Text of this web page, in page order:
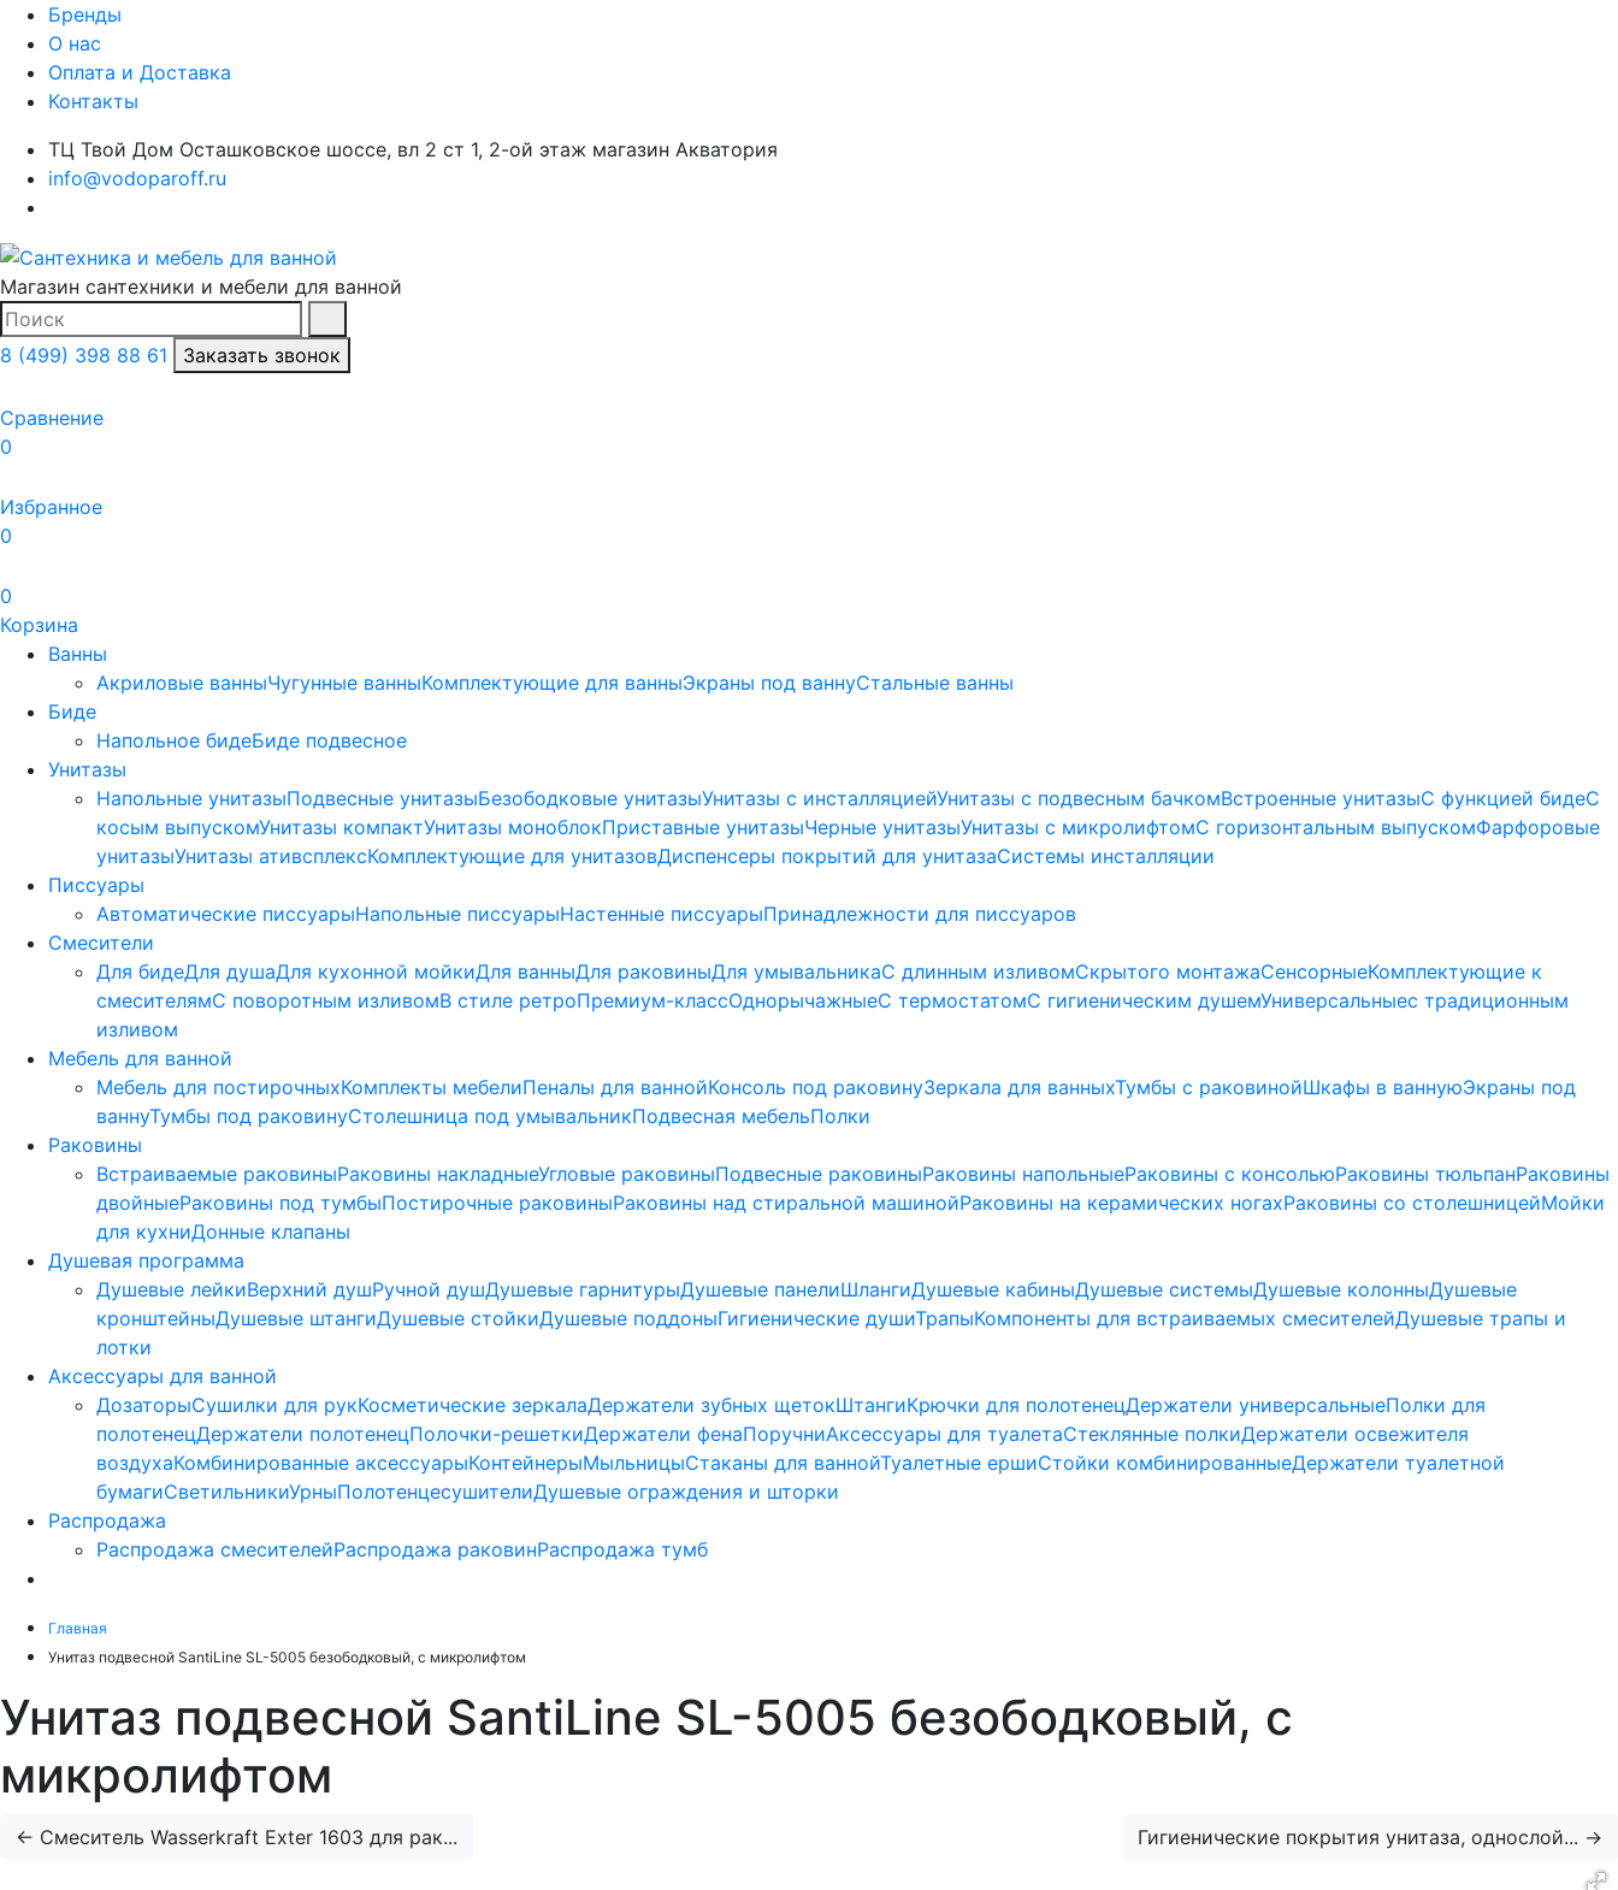
Бренды
О нас
Оплата и Доставка
Контакты
ТЦ Твой Дом Осташковское шоссе, вл 2 ст 1, 2-ой этаж магазин Акватория
info@vodoparoff.ru
Магазин сантехники и мебели для ванной
Поиск
8 (499) 398 88 61
Заказать звонок
Сравнение
0
Избранное
0
0
Корзина
Ванны
Акриловые ванныЧугунные ванныКомплектующие для ванныЭкраны под ваннуСтальные ванны
Биде
Напольное бидеБиде пoдвеснoе
Унитазы
Напольные унитазыПодвесные унитазыБезободковые унитазыУнитазы с инсталляциейУнитазы с подвесным бачкомВстроенные унитазыС функцией бидеС
косым выпускомУнитазы компактУнитазы моноблокПриставные унитазыЧерные унитазыУнитазы с микролифтомC горизонтальным выпускомФарфоровые
унитазыУнитазы ативсплексКомплектующие для унитазовДиспенсеры покрытий для унитазаСистемы инсталляции
Писсуары
Автоматические писсуарыНапольные писсуарыНастенные писсуарыПринадлежности для писсуаров
Смесители
Для бидеДля душаДля кухонной мойкиДля ванныДля раковиныДля умывальникаС длинным изливомСкрытого монтажаСенсорныеКомплектующие к
смесителямС поворотным изливомВ стиле ретроПремиум-классОднорычажныеС термостатомС гигиеническим душемУниверсальныес традиционным
изливом
Мебель для ванной
Мебель для постирочныхКомплекты мебелиПеналы для ваннойКонсоль под раковинуЗеркала для ванныхТумбы с раковинойШкафы в ваннуюЭкраны под
ваннуТумбы под раковинуСтолешница под умывальникПодвесная мебельПолки
Раковины
Встраиваемые раковиныРаковины накладныеУгловые раковиныПодвесные раковиныРаковины напольныеРаковины с консольюРаковины тюльпанРаковины
двойныеРаковины под тумбыПостирочные раковиныРаковины над стиральной машинойРаковины на керамических ногахРаковины со столешницейМойки
для кухниДонные клапаны
Душевая программа
Душевые лейкиВерхний душРучной душДушевые гарнитурыДушевые панелиШлангиДушевые кабиныДушевые системыДушевые колонныДушевые
кронштейныДушевые штангиДушевые стойкиДушевые поддоныГигиенические душиТрапыКомпоненты для встраиваемых смесителейДушевые трапы и
лотки
Аксессуары для ванной
ДозаторыСушилки для рукКосметические зеркалаДержатели зубных щетокШтангиКрючки для полотенецДержатели универсальныеПолки для
полотенецДержатели полотенецПолочки-решеткиДержатели фенаПоручниАксессуары для туалетаСтеклянные полкиДержатели освежителя
воздухаКомбинированные аксессуарыКонтейнерыМыльницыСтаканы для ваннойТуалетные ершиСтойки комбинированныеДержатели туалетной
бумагиСветильникиУрныПолотенцесушителиДушевые ограждения и шторки
Распродажа
Распродажа смесителейРаспродажа раковинРаспродажа тумб
Главная
Унитаз подвесной SantiLine SL-5005 безободковый, с микролифтом
Унитаз подвесной SantiLine SL-5005 безободковый, с
микролифтом
← Смеситель Wasserkraft Exter 1603 для рак... Гигиенические покрытия унитаза, однослой... →